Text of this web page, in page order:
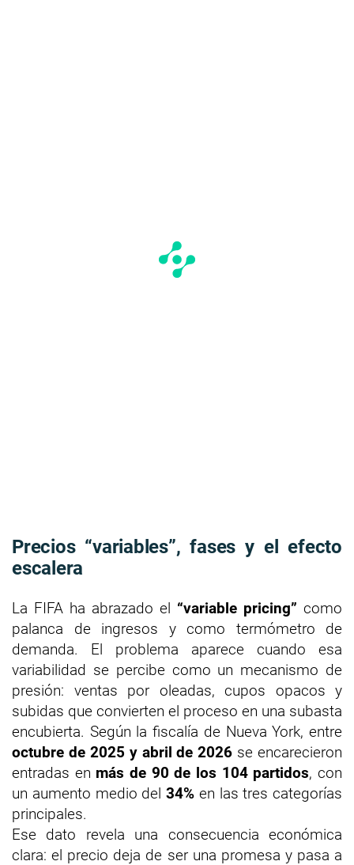
Precios “variables”, fases y el efecto
escalera
La FIFA ha abrazado el “variable pricing” como
palanca de ingresos y como termómetro de
demanda. El problema aparece cuando esa
variabilidad se percibe como un mecanismo de
presión: ventas por oleadas, cupos opacos y
subidas que convierten el proceso en una subasta
encubierta. Según la fiscalía de Nueva York, entre
octubre de 2025 y abril de 2026 se encarecieron
entradas en más de 90 de los 104 partidos, con
un aumento medio del 34% en las tres categorías
principales.
Ese dato revela una consecuencia económica
clara: el precio deja de ser una promesa y pasa a